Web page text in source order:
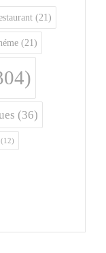
(21)
(21)
(36)
(12)